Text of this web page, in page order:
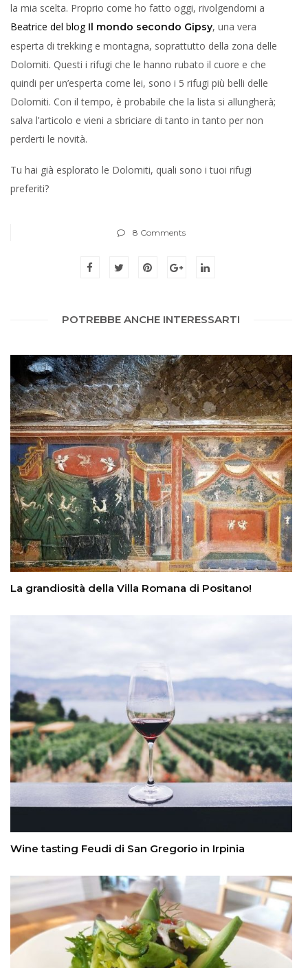
la mia scelta. Proprio come ho fatto oggi, rivolgendomi a
Beatrice del blog Il mondo secondo Gipsy, una vera
esperta di trekking e montagna, soprattutto della zona delle
Dolomiti. Questi i rifugi che le hanno rubato il cuore e che
quindi per un’esperta come lei, sono i 5 rifugi più belli delle
Dolomiti. Con il tempo, è probabile che la lista si allungherà;
salva l’articolo e vieni a sbriciare di tanto in tanto per non
perderti le novità.
Tu hai già esplorato le Dolomiti, quali sono i tuoi rifugi
preferiti?
8 Comments
POTREBBE ANCHE INTERESSARTI
La grandiosità della Villa Romana di Positano!
Wine tasting Feudi di San Gregorio in Irpinia